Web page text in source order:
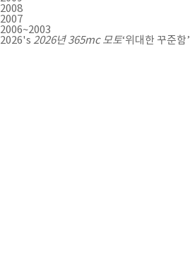
2008
2007
2006~2003
2026's 2026년 365mc 모토‘위대한 꾸준함’